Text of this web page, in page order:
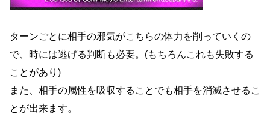
ターンごとに相手の邪気がこちらの体力を削っていくの
で、時には逃げる判断も必要。(もちろんこれも失敗する
ことがあり)
また、相手の属性を吸収することでも相手を消滅させるこ
とが出来ます。